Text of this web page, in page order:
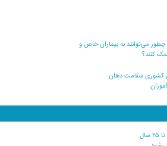
می‌توانند به بیماران خاص و
کنند؟
کشوری سلامت دهان
ابتلا به سرطان تا ۲۵ سال